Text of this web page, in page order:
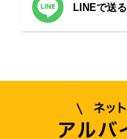
LINEで送る